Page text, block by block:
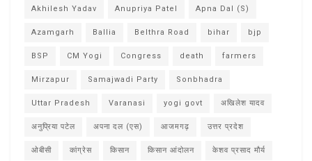
Akhilesh Yadav Anupriya Patel Apna Dal (S)
Azamgarh Ballia Belthra Road bihar bjp
BSP CM Yogi Congress death farmers
Mirzapur Samajwadi Party Sonbhadra
Uttar Pradesh Varanasi yogi govt अखिलेश यादव
अनुप्रिया पटेल अपना दल (एस) आजमगढ़ उत्तर प्रदेश
ओबीसी कांग्रेस किसान किसान आंदोलन केशव प्रसाद मौर्य